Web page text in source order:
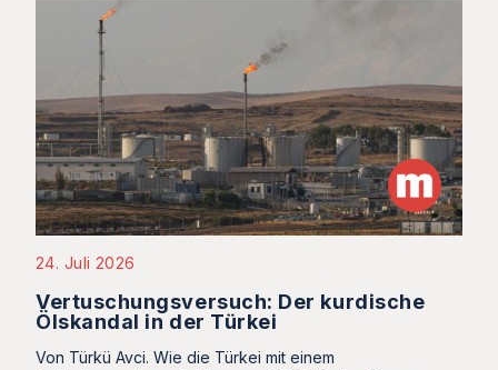
24. Juli 2026
Vertuschungsversuch: Der kurdische
Ölskandal in der Türkei
Von Türkü Avci. Wie die Türkei mit einem